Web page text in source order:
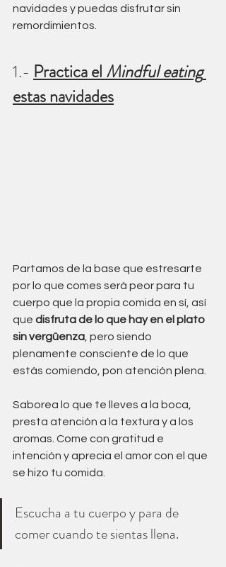
navidades y puedas disfrutar sin
remordimientos.
1.- Practica el Mindful eating
estas navidades
Partamos de la base que estresarte
por lo que comes será peor para tu
cuerpo que la propia comida en sí, así
que disfruta de lo que hay en el plato
sin vergüenza , pero siendo
plenamente consciente de lo que
estás comiendo, pon atención plena.
Saborea lo que te lleves a la boca,
presta atención a la textura y a los
aromas. Come con gratitud e
intención y aprecia el amor con el que
se hizo tu comida.
Escucha a tu cuerpo y para de
comer cuando te sientas llena.